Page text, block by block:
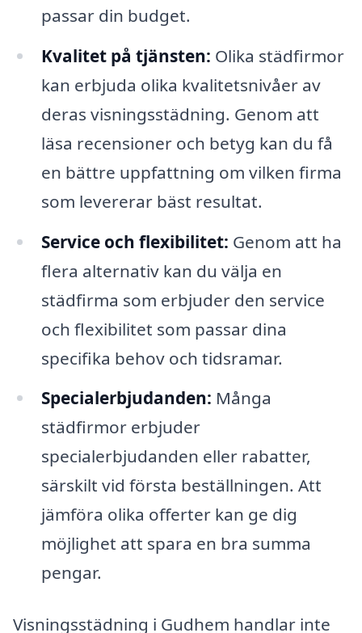
passar din budget.
Kvalitet på tjänsten: Olika städfirmor
kan erbjuda olika kvalitetsnivåer av
deras visningsstädning. Genom att
läsa recensioner och betyg kan du få
en bättre uppfattning om vilken firma
som levererar bäst resultat.
Service och flexibilitet: Genom att ha
flera alternativ kan du välja en
städfirma som erbjuder den service
och flexibilitet som passar dina
specifika behov och tidsramar.
Specialerbjudanden: Många
städfirmor erbjuder
specialerbjudanden eller rabatter,
särskilt vid första beställningen. Att
jämföra olika offerter kan ge dig
möjlighet att spara en bra summa
pengar.
Visningsstädning i Gudhem handlar inte